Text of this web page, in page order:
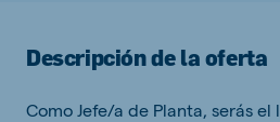
Descripción de la oferta
Como Jefe/a de Planta, serás el